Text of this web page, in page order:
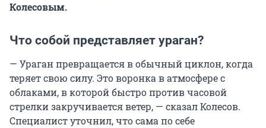
Колесовым.
Что собой представляет ураган?
— Ураган превращается в обычный циклон, когда
теряет свою силу. Это воронка в атмосфере с
облаками, в которой быстро против часовой
стрелки закручивается ветер, — сказал Колесов.
Специалист уточнил, что сама по себе